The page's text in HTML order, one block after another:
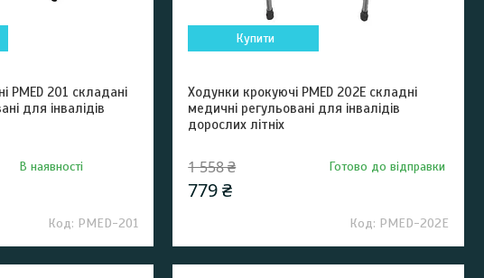
PMED 201 складані
для інвалідів
В наявності
РМЕD-201
Купити
Ходунки крокуючі PMED 202E складні
медичні регульовані для інвалідів
дорослих літніх
1 558 ₴
779 ₴
Готово до відправки
PMED-202E